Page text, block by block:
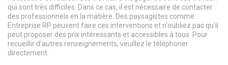
qui sont très difficiles. Dans ce cas, il est nécessaire de contacter
des professionnels en la matière. Des paysagistes comme
Entreprise RP peuvent faire ces interventions et n'oubliez pas qu'il
peut proposer des prix intéressants et accessibles à tous. Pour
recueillir d'autres renseignements, veuillez le téléphoner
directement.